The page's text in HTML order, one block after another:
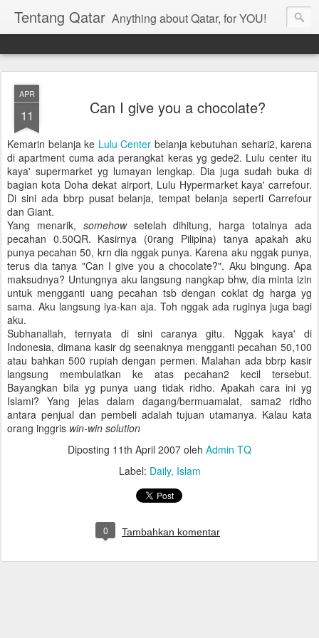
Tentang Qatar Anything about Qatar, for YOU!
APR
11 Can I give you a chocolate?
Kemarin belanja ke Lulu Center belanja kebutuhan sehari2, karena
di apartment cuma ada perangkat keras yg gede2. Lulu center itu
kaya' supermarket yg lumayan lengkap. Dia juga sudah buka di
bagian kota Doha dekat airport, Lulu Hypermarket kaya' carrefour.
Di sini ada bbrp pusat belanja, tempat belanja seperti Carrefour
dan Giant.
Yang menarik, somehowsetelah dihitung, harga totalnya ada
pecahan 0.50QR. Kasirnya (0rang Pilipina) tanya apakah aku
punya pecahan 50, krn dia nggak punya. Karena aku nggak punya,
terus dia tanya "Can I give you a chocolate?". Aku bingung. Apa
maksudnya? Untungnya aku langsung nangkap bhw, dia minta izin
untuk mengganti uang pecahan tsb dengan coklat dg harga yg
sama. Aku langsung iya-kan aja. Toh nggak ada ruginya juga bagi
aku.
Subhanallah, ternyata di sini caranya gitu. Nggak kaya' di
Indonesia, dimana kasir dg seenaknya mengganti pecahan 50,100
atau bahkan 500 rupiah dengan permen. Malahan ada bbrp kasir
langsung membulatkan ke atas pecahan2 kecil tersebut.
Bayangkan bila yg punya uang tidak ridho. Apakah cara ini yg
Islami? Yang jelas dalam dagang/bermuamalat, sama2 ridho
antara penjual dan pembeli adalah tujuan utamanya. Kalau kata
orang inggris win-win solution
Diposting 11th April 2007 oleh Admin TQ
Label: Daily Islam
0 Tambahkan komentar